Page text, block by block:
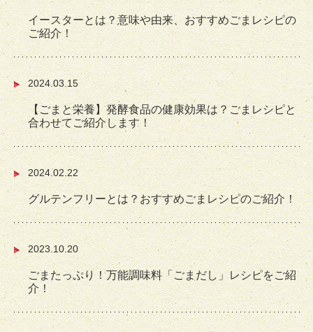
イースターとは？意味や由来、おすすめごまレシピの
ご紹介！
2024.03.15
【ごまと栄養】発酵食品の健康効果は？ごまレシピと
合わせてご紹介します！
2024.02.22
グルテンフリーとは？おすすめごまレシピのご紹介！
2023.10.20
ごまたっぷり！万能調味料「ごまだし」レシピをご紹
介！